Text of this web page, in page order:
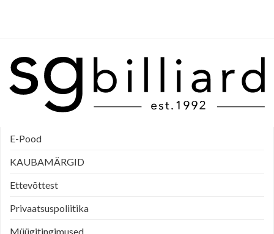
E-Pood
KAUBAMÄRGID
Ettevõttest
Privaatsuspoliitika
Müügitingimused